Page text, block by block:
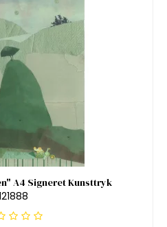
A4 Signeret Kunsttryk